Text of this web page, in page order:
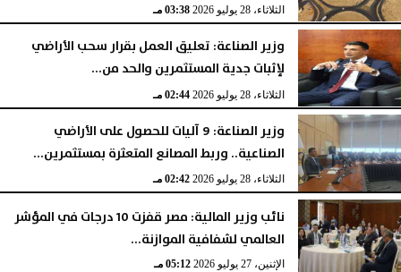
الثلاثاء، 28 يوليو 2026 03:38 مـ
وزير الصناعة: تعليق العمل بقرار سحب الأراضي
لإثبات جدية المستثمرين والحد من...
الثلاثاء، 28 يوليو 2026 02:44 مـ
وزير الصناعة: 9 آليات للحصول على الأراضي
الصناعية.. وربط المصانع المتعثرة بمستثمرين...
الثلاثاء، 28 يوليو 2026 02:42 مـ
نائب وزير المالية: مصر قفزت 10 درجات في المؤشر
العالمي لشفافية الموازنة...
الإثنين، 27 يوليو 2026 05:12 مـ